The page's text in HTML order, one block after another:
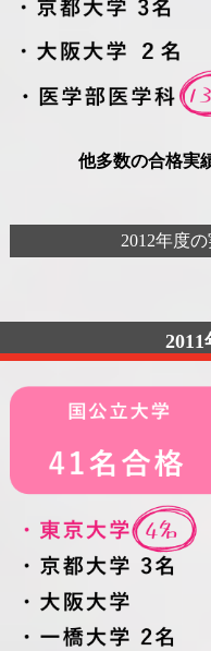
他多数の合格実
2012年度